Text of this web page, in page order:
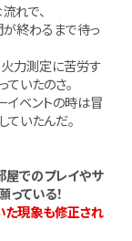
れで、
が終わるまで待っ
力測定に苦労す
いたのさ。
イベントの時は冒
いたんだ。
屋でのプレイやサ
ている！
現象も修正され